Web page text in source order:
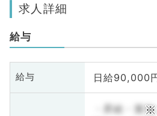
求人詳細
給与
給与 日給90,000
・昇給・賞与